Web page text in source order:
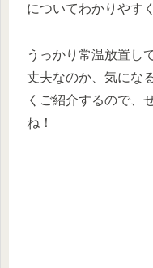
についてわかりやす
うっかり常温放置し
丈夫なのか、気にな
くご紹介するので、
ね！